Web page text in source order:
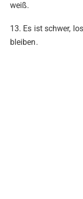
weiß.
13. Es ist schwer,
bleiben.